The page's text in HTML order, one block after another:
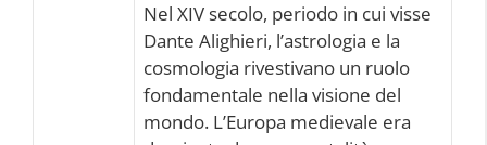
Nel XIV secolo, periodo in cui visse
Dante Alighieri, l’astrologia e la
cosmologia rivestivano un ruolo
fondamentale nella visione del
mondo. L’Europa medievale era